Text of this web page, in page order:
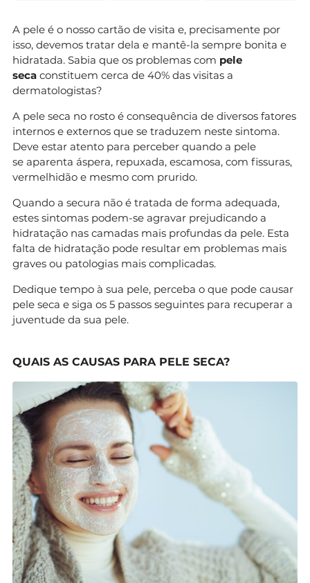
A pele é o nosso cartão de visita e, precisamente por
isso, devemos tratar dela e mantê-la sempre bonita e
hidratada. Sabia que os problemas com pele
seca constituem cerca de 40% das visitas a
dermatologistas?
A pele seca no rosto é consequência de diversos fatores
internos e externos que se traduzem neste sintoma.
Deve estar atento para perceber quando a pele
se aparenta áspera, repuxada, escamosa, com fissuras,
vermelhidão e mesmo com prurido.
Quando a secura não é tratada de forma adequada,
estes sintomas podem-se agravar prejudicando a
hidratação nas camadas mais profundas da pele. Esta
falta de hidratação pode resultar em problemas mais
graves ou patologias mais complicadas.
Dedique tempo à sua pele, perceba o que pode causar
pele seca e siga os 5 passos seguintes para recuperar a
juventude da sua pele.
QUAIS AS CAUSAS PARA PELE SECA?